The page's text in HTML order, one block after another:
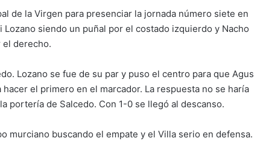
de la Virgen para presenciar la jornada número siete en
Lozano siendo un puñal por el costado izquierdo y Nacho
el derecho.
Lozano se fue de su par y puso el centro para que Agus
el primero en el marcador. La respuesta no se haría
portería de Salcedo. Con 1-0 se llegó al descanso.
murciano buscando el empate y el Villa serio en defensa.